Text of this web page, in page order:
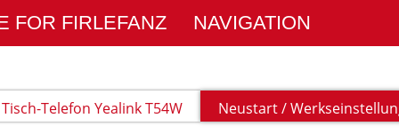
FOR FIRLEFANZ NAVIGATION
Tisch-Telefon Yealink T54W Neustart /